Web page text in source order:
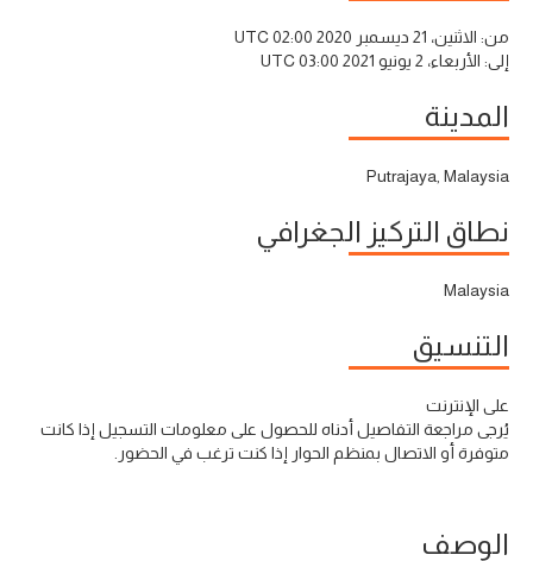
من: الاثنين، 21 ديسمبر 2020 02:00 UTC
إلى: الأربعاء، 2 يونيو 2021 03:00 UTC
المدينة
Putrajaya, Malaysia
نطاق التركيز الجغرافي
Malaysia
التنسيق
على الإنترنت
يُرجى مراجعة التفاصيل أدناه للحصول على معلومات التسجيل إذا كانت
متوفرة أو الاتصال بمنظم الحوار إذا كنت ترغب في الحضور.
الوصف